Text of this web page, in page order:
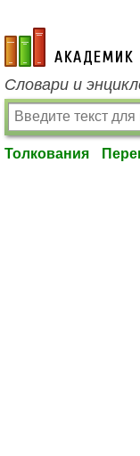
academic.ru
Словари и
Толкования